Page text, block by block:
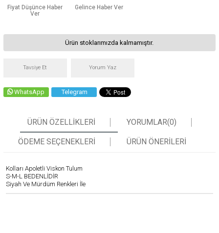
Fiyat Düşünce Haber
Ver
Gelince Haber Ver
Ürün stoklarımızda kalmamıştır.
Tavsiye Et Yorum Yaz
WhatsApp Telegram
ÜRÜN ÖZELLIKLERI YORUMLAR(0)
ÖDEME SEÇENEKLERI ÜRÜN ÖNERILERI
Kolları Apoletli Viskon Tulum
S-M-L BEDENLİDİR
Siyah Ve Mürdüm Renkleri İle